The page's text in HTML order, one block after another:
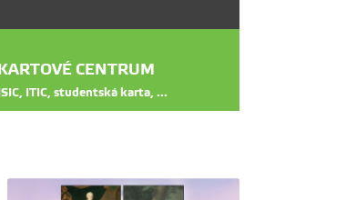
CENTRUM
ITIC, studentská karta, ...